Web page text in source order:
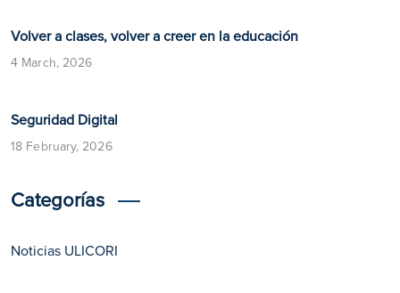
Volver a clases, volver a creer en la educación
4 March, 2026
​​Seguridad Digital​
18 February, 2026
Categorías
Noticias ULICORI